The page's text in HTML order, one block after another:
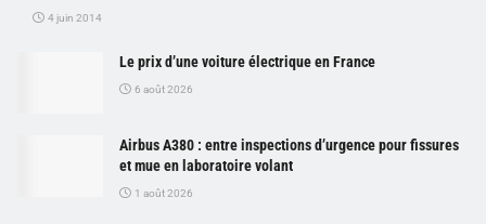
4 juin 2014
Le prix d’une voiture électrique en France
6 août 2026
Airbus A380 : entre inspections d’urgence pour fissures
et mue en laboratoire volant
1 août 2026